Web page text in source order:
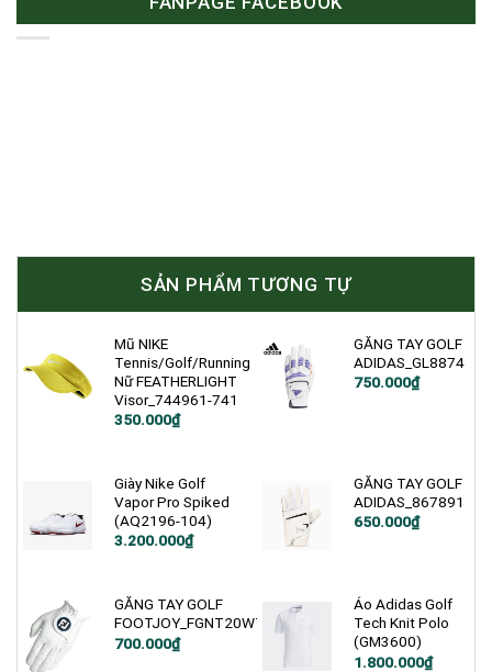
SẢN PHẨM TƯƠNG TỰ
Mũ NIKE
Tennis/Golf/Running
Nữ FEATHERLIGHT
Visor_744961-741
Giá
350.000₫
Giá
350.000₫.
GĂNG TAY GOLF
ADIDAS_GL8874
750.000₫
Giày Nike Golf
Vapor Pro Spiked
(AQ2196-104)
Giá
3.200.000₫
Giá
3.200.000₫.
GĂNG TAY GOLF
ADIDAS_867891
650.000₫
GĂNG TAY GOLF
FOOTJOY_FGNT20WT
700.000₫
Áo Adidas Golf
Tech Knit Polo
(GM3600)
1.800.000₫